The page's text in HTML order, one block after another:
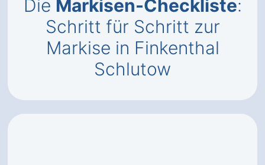
Die Markisen-Checkliste:
Schritt für Schritt zur
Markise in Finkenthal
Schlutow